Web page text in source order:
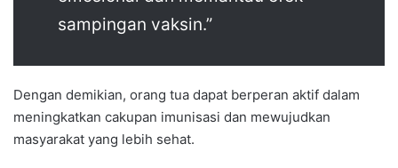
sampingan vaksin.”
Dengan demikian, orang tua dapat berperan aktif dalam
meningkatkan cakupan imunisasi dan mewujudkan
masyarakat yang lebih sehat.